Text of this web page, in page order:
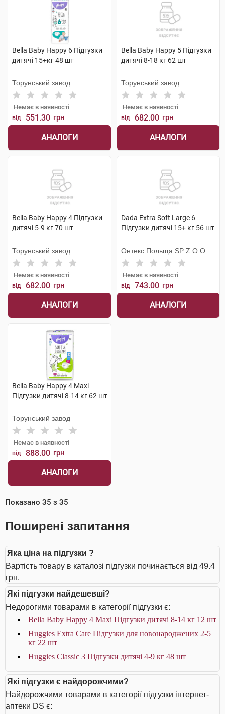
Bella Baby Happy 6 Підгузки
дитячі 15+кг 48 шт
Торунський завод
Немає в наявності
від 551.30 грн
АНАЛОГИ
Bella Baby Happy 5 Підгузки
дитячі 8-18 кг 62 шт
Торунський завод
Немає в наявності
від 682.00 грн
АНАЛОГИ
Bella Baby Happy 4 Підгузки
дитячі 5-9 кг 70 шт
Торунський завод
Немає в наявності
від 682.00 грн
АНАЛОГИ
Dada Extra Soft Large 6
Підгузки дитячі 15+ кг 56 шт
Онтекс Польща SP Z O O
Немає в наявності
від 743.00 грн
АНАЛОГИ
Bella Baby Happy 4 Maxi
Підгузки дитячі 8-14 кг 62 шт
Торунський завод
Немає в наявності
від 888.00 грн
АНАЛОГИ
Показано 35 з 35
Поширені запитання
Яка ціна на підгузки ?
Вартість товару в каталозі підгузки починається від 49.4
грн.
Які підгузки найдешевші?
Недорогими товарами в категорії підгузки є:
Bella Baby Happy 4 Maxi Підгузки дитячі 8-14 кг 12 шт
Huggies Extra Care Підгузки для новонароджених 2-5
кг 22 шт
Huggies Classic 3 Підгузки дитячі 4-9 кг 48 шт
Які підгузки є найдорожчими?
Найдорожчими товарами в категорії підгузки інтернет-
аптеки DS є: